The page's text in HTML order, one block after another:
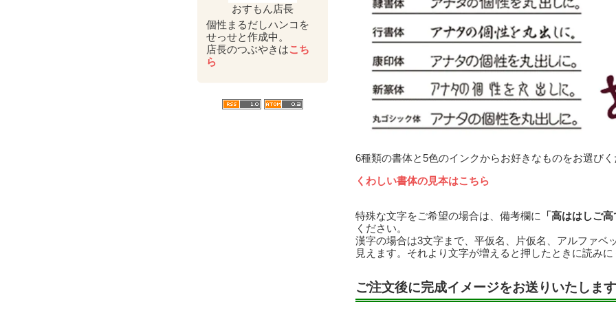
おすもん店長
個性まるだしハンコを
せっせと作成中。
店長のつぶやきはこち
ら
6種類の書体と5色のインクからお好きなものをお選び
くわしい書体の見本はこちら
特殊な文字をご希望の場合は、備考欄に
「高ははしご
ください。
漢字の場合は3文字まで、平仮名、片仮名、アルファベ
見えます。それより文字が増えると押したときに読み
ご注文後に完成イメージをお送りいたしま